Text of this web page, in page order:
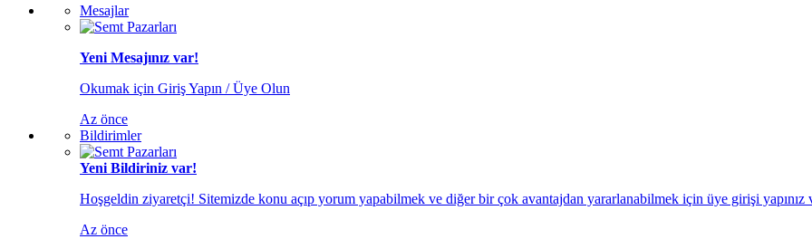
Mesajlar
Yeni Mesajınız var!
Okumak için Giriş Yapın / Üye Olun
Az önce
Bildirimler
Yeni Bildiriniz var!
Hoşgeldin ziyaretçi! Sitemizde konu açıp yorum yapabilmek ve diğer bir çok avantajdan yararlanabilmek için üye girişi
Az önce